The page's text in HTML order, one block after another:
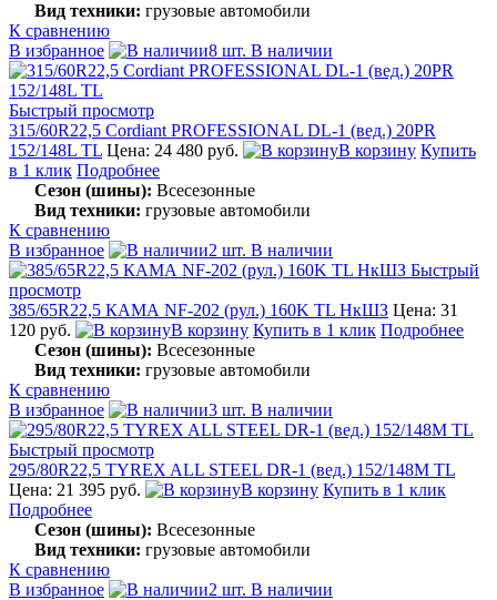
Вид техники: грузовые автомобили
К сравнению
В избранное
8 шт. В наличии
Быстрый просмотр
315/60R22,5 Cordiant PROFESSIONAL DL-1 (вед.) 20PR
152/148L TL Цена: 24 480 руб. В корзину Купить
в 1 клик Подробнее
Сезон (шины): Всесезонные
Вид техники: грузовые автомобили
К сравнению
В избранное
2 шт. В наличии
Быстрый
просмотр
385/65R22,5 КАМА NF-202 (рул.) 160K TL НкШЗ Цена: 31
120 руб.
В корзину Купить в 1 клик Подробнее
Сезон (шины): Всесезонные
Вид техники: грузовые автомобили
К сравнению
В избранное
3 шт. В наличии
Быстрый просмотр
295/80R22,5 TYREX ALL STEEL DR-1 (вед.) 152/148M TL
Цена: 21 395 руб.
В корзину Купить в 1 клик
Подробнее
Сезон (шины): Всесезонные
Вид техники: грузовые автомобили
К сравнению
В избранное
2 шт. В наличии